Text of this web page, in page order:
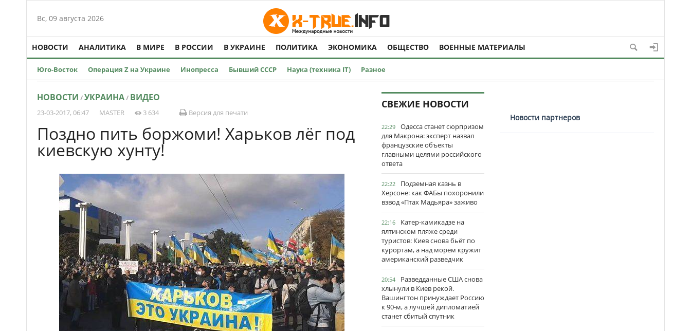
Вс, 09 августа 2026
НОВОСТИ АНАЛИТИКА В МИРЕ В РОССИИ В УКРАИНЕ ПОЛИТИКА ЭКОНОМИКА ОБЩЕСТВО ВОЕННЫЕ МАТЕРИАЛЫ
Юго-Восток Операция Z на Украине Инопресса Бывший СССР Наука (техника IT) Разное
НОВОСТИ /УКРАИНА/ ВИДЕО
23-03-2017, 06:47 MASTER 3 634 Версия для печати
Поздно пить боржоми! Харьков лёг под
киевскую хунту!
СВЕЖИЕ НОВОСТИ
22:29
Одесса станет сюрпризом
для Макрона: эксперт назвал
французские объекты
главными целями российского
ответа
22:22
Подземная казнь в
Херсоне: как ФАБы похоронили
взвод «Птах Мадьяра» заживо
22:16
Катер-камикадзе на
ялтинском пляже среди
туристов: Киев снова бьёт по
курортам, а над морем кружит
американский разведчик
20:54
Разведданные США снова
хлынули в Киев рекой.
Вашингтон принуждает Россию
к 90-м, а лучшей дипломатией
станет сбитый спутник
Новости партнеров